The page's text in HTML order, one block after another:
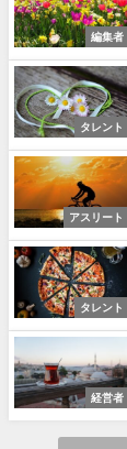
編集者
タレント
アスリート
タレント
経営者